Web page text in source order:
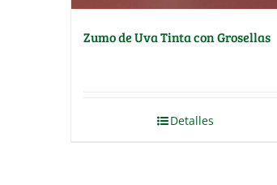
Zumo de Uva Tinta con Grosellas
Detalles